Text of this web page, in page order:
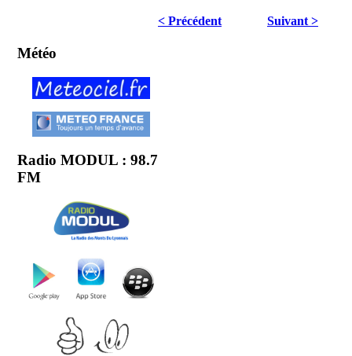
< Précédent Suivant >
Météo
Radio MODUL : 98.7
FM